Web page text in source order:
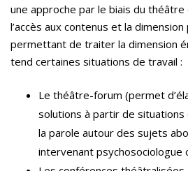
une approche par le biais du
l’accès aux contenus et la
permettant de traiter la dimension
tend certaines situations de travail :
Le théâtre-forum (permet
solutions à partir de
la parole autour des sujets
intervenant psychosociologue